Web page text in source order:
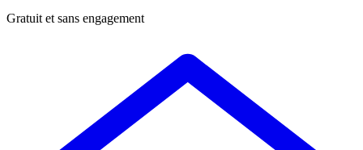
Gratuit et sans engagement